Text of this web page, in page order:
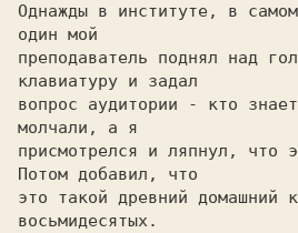
Однажды в институте, в
один мой
преподаватель поднял над
клавиатуру и задал
вопрос аудитории - кто
молчали, а я
присмотрелся и ляпнул, что
Потом добавил, что
это такой древний домашний
восьмидесятых.